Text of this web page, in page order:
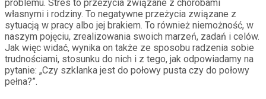
problemu. Stres to przeżycia związane z chorobami
własnymi i rodziny. To negatywne przeżycia związane z
sytuacją w pracy albo jej brakiem. To również niemożność, w
naszym pojęciu, zrealizowania swoich marzeń, zadań i celów.
Jak więc widać, wynika on także ze sposobu radzenia sobie
trudnościami, stosunku do nich i z tego, jak odpowiadamy na
pytanie: „Czy szklanka jest do połowy pusta czy do połowy
pełna?”.